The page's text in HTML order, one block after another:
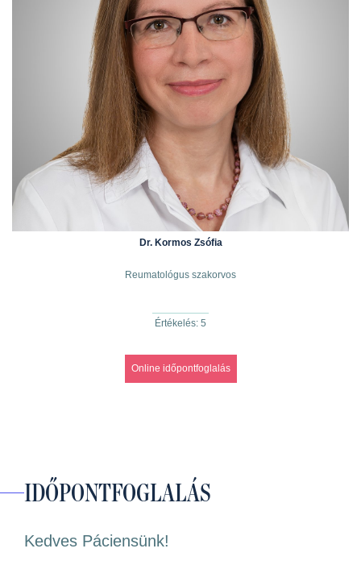
Dr. Kormos Zsófia
Reumatológus szakorvos
Értékelés: 5
Online időpontfoglalás
IDŐPONTFOGLALÁS
Kedves Páciensünk!